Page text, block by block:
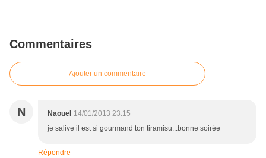
Commentaires
Ajouter un commentaire
N Naouel 14/01/2013 23:15
je salive il est si gourmand ton tiramisu...bonne soirée
Répondre